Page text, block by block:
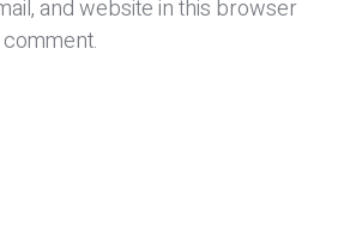
and website in this browser